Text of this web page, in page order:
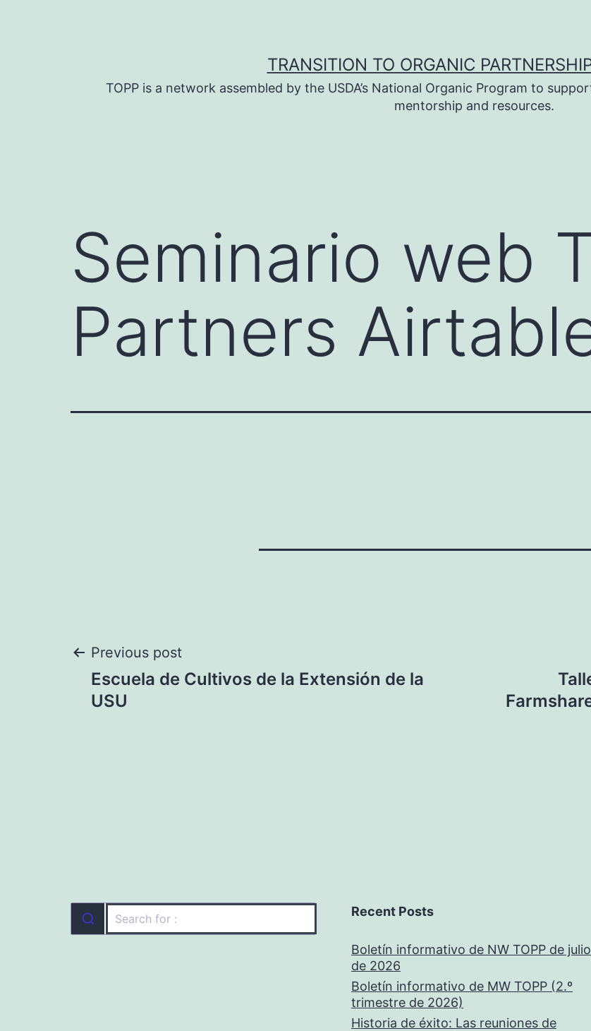
TRANSITION TO ORGANIC
TOPP is a network assembled by the USDA’s National Organic Program to
mentorship and resources.
Seminario web
Partners
Navegación
de
Previous post
Escuela de Cultivos de la Extensión de la
USU
Recent Posts
Boletín informativo de NW TOPP de julio
de 2026
Boletín informativo de MW TOPP (2.º
trimestre de 2026)
Historia de éxito: Las reuniones de